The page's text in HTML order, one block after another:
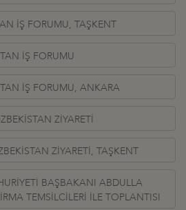
İŞ FORUMU, TAŞKENT
İŞ FORUMU
İŞ FORUMU, ANKARA
ZİYARETİ
ZİYARETİ, TAŞKENT
BAŞBAKANI ABDULLA
TEMSİLCİLERİ İLE TOPLANTISI